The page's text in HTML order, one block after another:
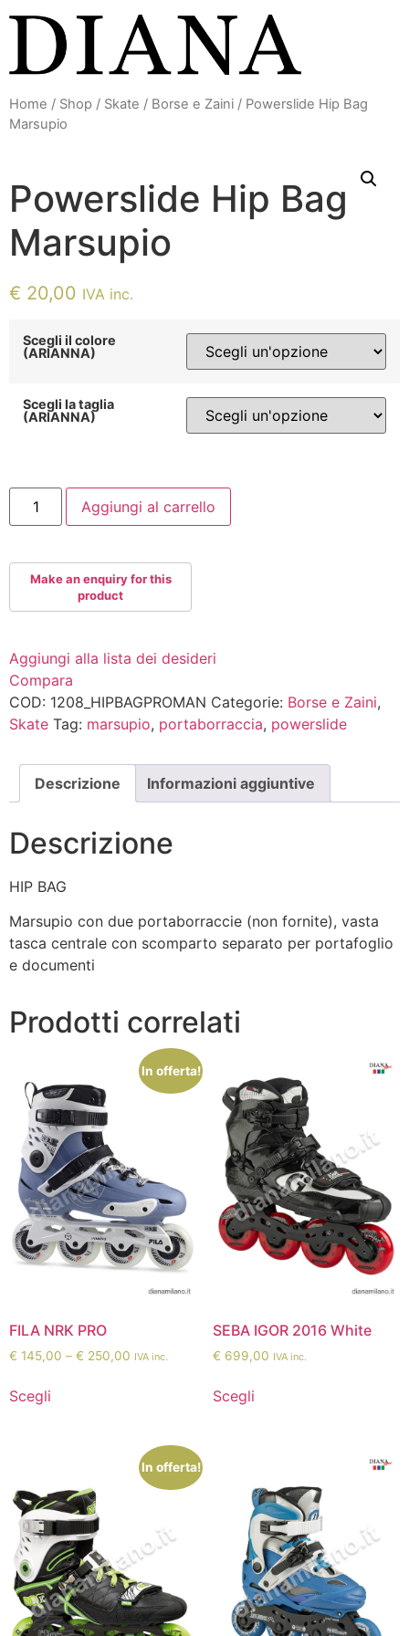
contenuto
Home / Shop / Skate / Borse e Zaini / Powerslide Hip Bag
Marsupio
Powerslide Hip Bag
Marsupio
€ 20,00 IVA inc.
Scegli il colore
(ARIANNA)
Scegli la taglia
(ARIANNA)
Powerslide
Bag
Aggiungi al carrello
Aggiungi alla lista dei desideri
Compara
COD: 1208_HIPBAGPROMAN Categorie: Borse e Zaini,
Skate Tag: marsupio, portaborraccia, powerslide
Descrizione Informazioni aggiuntive
Descrizione
HIP BAG
Marsupio con due portaborraccie (non fornite), vasta
tasca centrale con scomparto separato per portafoglio
e documenti
Prodotti correlati
In offerta!
FILA NRK PRO
€ 145,00 – € 250,00 IVA inc.
Scegli
SEBA IGOR 2016 White
€ 699,00 IVA inc.
Scegli
In offerta!